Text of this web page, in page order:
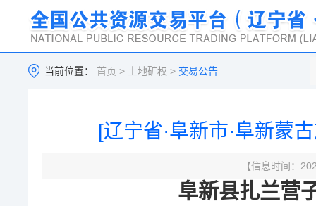
当前位置： 首页 > 土地矿权 > 交易公告
[辽宁省·阜新市·阜新蒙
【信息时间：
阜新县扎兰营